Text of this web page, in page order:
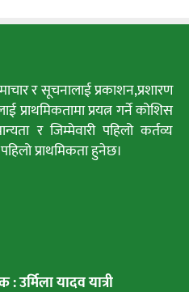
र सूचनालाई प्रकाशन,प्रशारण
प्राथमिकतामा प्रयत्न गर्ने कोशिस
र जिम्मेवारी पहिलो कर्तव्य
प्राथमिकता हुनेछ।
उर्मिला यादव यात्री